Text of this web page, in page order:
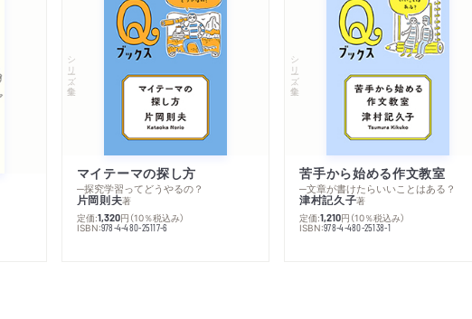
シリーズ・全集
マイテーマの探し方
─探究学習ってどうやるの？
片岡則夫著
定価:1,320円 （10％税込み）
ISBN:978-4-480-25117-6
シリーズ・全集
苦手から始める作文教室
─文章が書けたらいいことはある？
津村記久子著
定価:1,210円 （10％税込み）
ISBN:978-4-480-25138-1